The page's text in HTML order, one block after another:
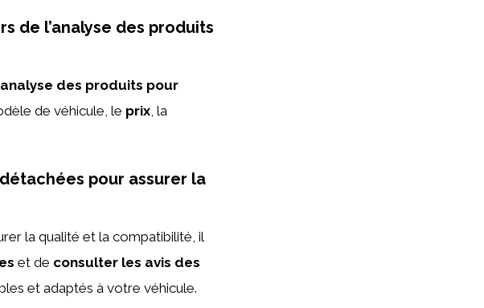
de l’analyse des produits
analyse des produits pour
de véhicule, le prix , la
pour assurer la
la qualité et la compatibilité, il
et de consulter les avis des
et adaptés à votre véhicule.